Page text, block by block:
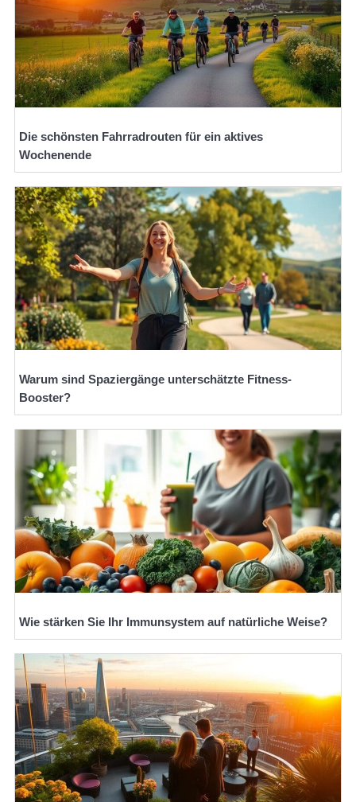
Die schönsten Fahrradrouten für ein aktives
Wochenende
Warum sind Spaziergänge unterschätzte Fitness-
Booster?
Wie stärken Sie Ihr Immunsystem auf natürliche Weise?